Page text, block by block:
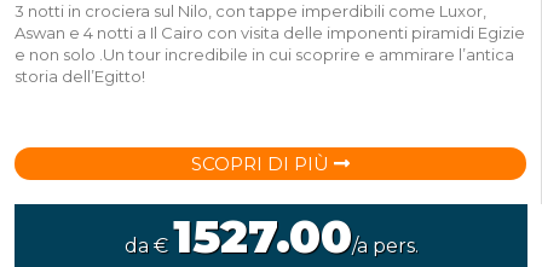
3 notti in crociera sul Nilo, con tappe imperdibili come Luxor,
Aswan e 4 notti a Il Cairo con visita delle imponenti piramidi Egizie
e non solo .Un tour incredibile in cui scoprire e ammirare l’antica
storia dell’Egitto!
SCOPRI DI PIÙ
da €1527.00/a pers.